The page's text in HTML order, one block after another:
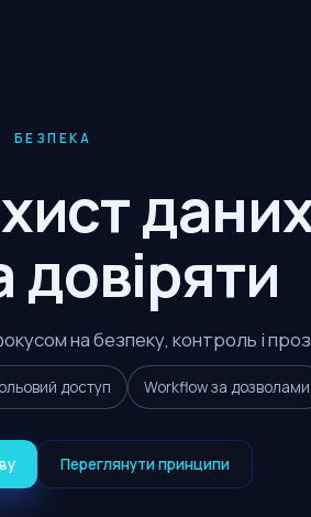
БЕЗПЕКА
на безпеку, контроль і
доступ Workflow за дозволами
Переглянути принципи